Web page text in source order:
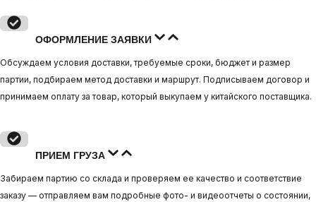
ОФОРМЛЕНИЕ ЗАЯВКИ
Обсуждаем условия доставки, требуемые сроки, бюджет и размер
партии, подбираем метод доставки и маршрут. Подписываем договор и
принимаем оплату за товар, который выкупаем у китайского поставщика.
ПРИЕМ ГРУЗА
Забираем партию со склада и проверяем ее качество и соответствие
заказу — отправляем вам подробные фото- и видеоотчеты о состоянии,